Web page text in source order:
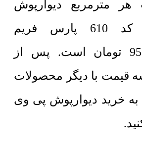
هر مترمربع دیوارپوش
تومان است. پس از
قیمت با دیگر محصولات
به خرید دیوارپوش پی وی